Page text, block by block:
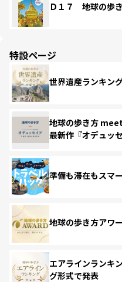
Ｄ１７ 地球の歩
特設ページ
世界遺産ランキン
地球の歩き方
最新作『オデュッセ
準備も滞在もスマ
地球の歩き方アワ
エアラインランキ
グ形式で発表